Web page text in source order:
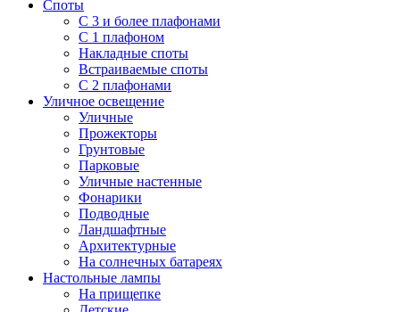
Споты
С 3 и более плафонами
С 1 плафоном
Накладные споты
Встраиваемые споты
С 2 плафонами
Уличное освещение
Уличные
Прожекторы
Грунтовые
Парковые
Уличные настенные
Фонарики
Подводные
Ландшафтные
Архитектурные
На солнечных батареях
Настольные лампы
На прищепке